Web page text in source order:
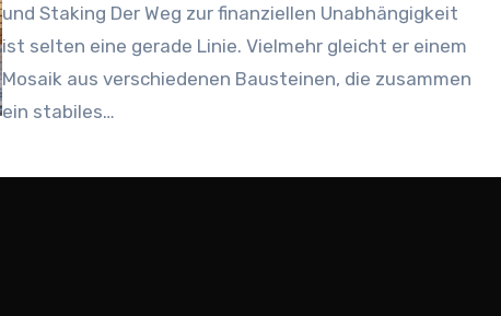
und Staking Der Weg zur finanziellen Unabhängigkeit
ist selten eine gerade Linie. Vielmehr gleicht er einem
Mosaik aus verschiedenen Bausteinen, die zusammen
ein stabiles…